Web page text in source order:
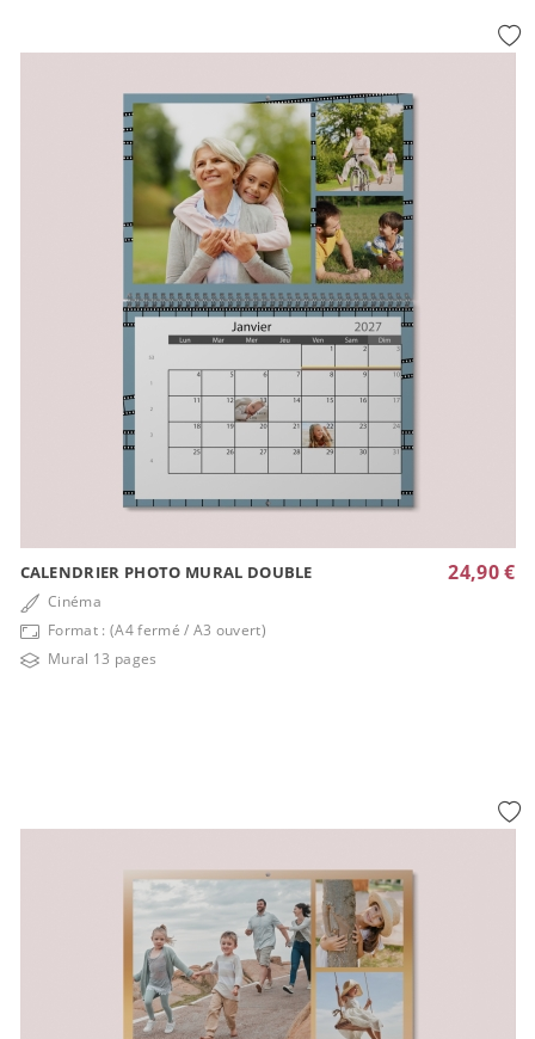
CALENDRIER PHOTO MURAL DOUBLE
Cinéma
Format : (A4 fermé / A3 ouvert)
Mural 13 pages
24,90 €